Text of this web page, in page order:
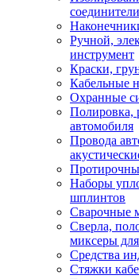
Ручной,
инструмент
Краски,
Кабельные
Охранные
Полировка,
автомобиля
Провода
Наборы
шплинтов
Сварочные
Сверла,
миксеры
Средства
Стяжки